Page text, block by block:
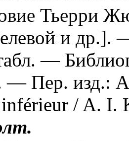
Тьерри
и др.].
—
— Пер. изд.:
inférieur / A.